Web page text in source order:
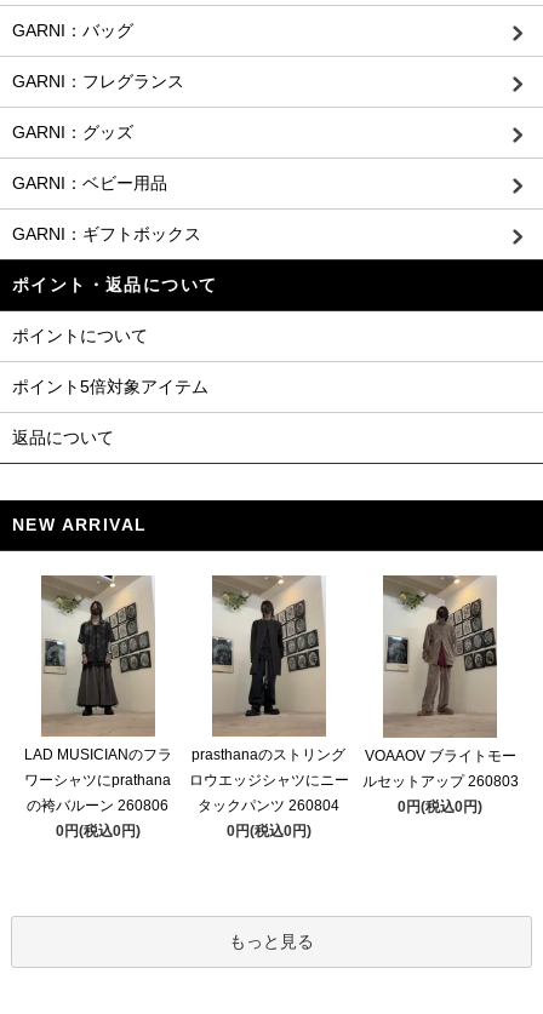
GARNI：バッグ
GARNI：フレグランス
GARNI：グッズ
GARNI：ベビー用品
GARNI：ギフトボックス
ポイント・返品について
ポイントについて
ポイント5倍対象アイテム
返品について
NEW ARRIVAL
LAD MUSICIANのフラ
ワーシャツにprathana
の袴バルーン 260806
0円(税込0円)
prasthanaのストリング
ロウエッジシャツにニー
タックパンツ 260804
0円(税込0円)
VOAAOV ブライトモー
ルセットアップ 260803
0円(税込0円)
もっと見る